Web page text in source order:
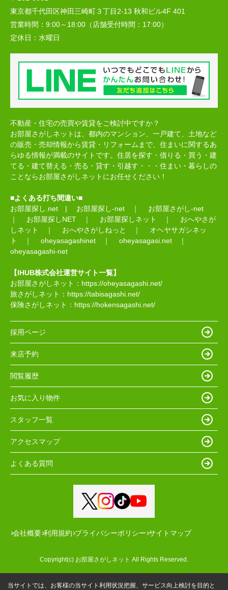
東京都千代田区神田三崎町３丁目2-13 秋和ビル4F 401
営業時間： 9:00～18:00（店舗受付時間：17:00）
定休日： 水曜日
不動産・住宅の売買や賃貸をご検討中ですか？
お部屋さがしネットは、都内のマンション、一戸建て、土地など
の販売・売却情報から賃貸・リフォームまで、住まいに関するあ
らゆる情報が満載のサイトです。住居を探す・借りる・買う・建
てる・建て替える・売る・貸す・引越す・・・住まい・暮らしの
ことならお部屋さがしネットにお任せください！
■よくある打ち間違い■
お部屋探し.net | お部屋探し-net ｜ お部屋さがし-net
｜ お部屋探しNET ｜ お部屋探しネット ｜ おへやさが
しネット
｜ おへやさがしねっと ｜ オヘヤサガシネッ
ト
｜ oheyasagashinet ｜ oheyasagasi.net ｜
oheyasagashi-net
【IHUB株式会社運営サイト一覧】
お部屋さがしネット： https://oheyasagashi.net/
旅さがしネット： https://tabisagashi.net/
保険さがしネット： https://hokensagashi.net/
採用ページ
来店予約
閲覧履歴
お気に入り物件
スタッフ一覧
アクセスマップ
よくある質問
会社概要 利用規約 プライバシーポリシー サイトマップ
Copyright(c) お部屋さがしネット All Rights Reserved.
当サイトでは、お客様の当サイト利用状況把握、サービス向上検討を目的と